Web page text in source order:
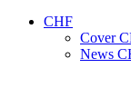
CHF
Cover
News